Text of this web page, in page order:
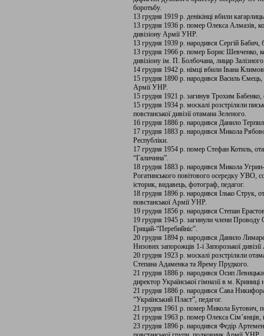
боротьбу.
13 грудня 1919 р. денікінці вбили
13 грудня 1936 р. помер Олекса Алмазів,
дивізіону Армії УНР.
13 грудня 1939 р. народився Сергій Бабич,
13 грудня 1966 р. помер Борис Шевченко,
дивізіону ім. П. Болбочана, лицар
14 грудня 1942 р. німці вбили Івана
15 грудня 1890 р. народився Василь
Армії УНР.
15 грудня 1921 р. загинув Трохим Бабенко,
15 грудня 1934 р. москалі розстріляли
повстанської дивізії отамана Зеленого.
16 грудня 1886 р. народився Данило
17 грудня 1883 р. народився Микола
Республіки.
17 грудня 1954 р. помер Стефан Котиль,
“Галичина”.
18 грудня 1883 р. народився Микола
Рогатинського повітового осередку УВО,
історик, видавець, фотограф, педагог.
18 грудня 1896 р. народився Ілько Струк,
повстанської Армії УНР.
19 грудня 1856 р. народився Степан
19 грудня 1945 р. загинули члени
Грицай-“Перебийніс”.
20 грудня 1894 р. народився Данило
Низових запорожців 1-ї Запорозької
20 грудня 1923 р. москалі розстріляли
Степана Адаменка та Ярему Прудкого.
21 грудня 1886 р. народився Осип
директор Української гімназії в м.
21 грудня 1886 р. народився Сава
“Український Пласт”, педагог.
21 грудня 1961 р. помер Микола Бутович,
21 грудня 1963 р. помер Олекса
23 грудня 1896 р. народився Федір